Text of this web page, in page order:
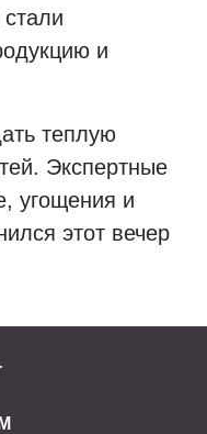
и
теплую
Экспертные
угощения и
этот вечер